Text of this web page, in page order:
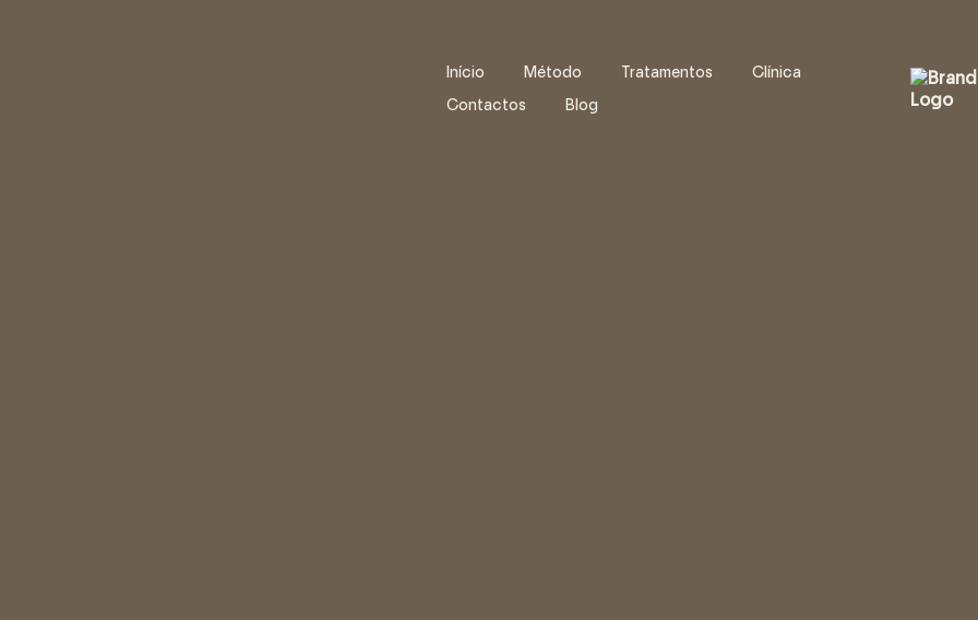
Início Método Tratamentos Clínica
Contactos Blog